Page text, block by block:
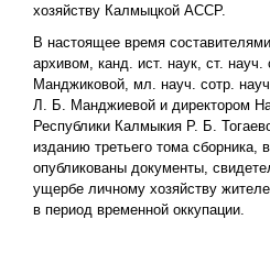
хозяйству Калмыцкой АССР.
В настоящее время
архивом, канд. ист. наук, ст.
Манджиковой, мл. науч. сотр.
Л. Б. Манджиевой и директором
Республики Калмыкия Р. Б.
изданию третьего тома сборника,
опубликованы документы,
ущербе личному хозяйству
в период временной оккупации.